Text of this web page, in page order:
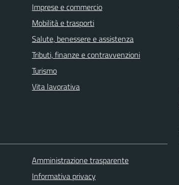
Imprese e commercio
Mobilità e trasporti
Salute, benessere e assistenza
Tributi, finanze e contravvenzioni
Turismo
Vita lavorativa
Amministrazione trasparente
Informativa privacy